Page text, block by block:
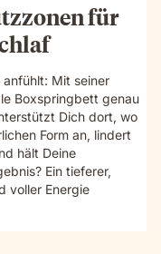
für
Mit seiner
Boxspringbett genau
Dich dort, wo
Form an, lindert
hält Deine
Ein tieferer,
voller Energie